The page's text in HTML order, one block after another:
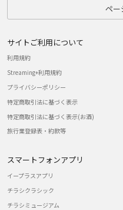
ペー
サイトご利用について
利用規約
Streaming+利用規約
プライバシーポリシー
特定商取引法に基づく表示
特定商取引法に基づく表示(お酒)
旅行業登録表・約款等
スマートフォンアプリ
イープラスアプリ
チラシクラシック
チラシミュージアム